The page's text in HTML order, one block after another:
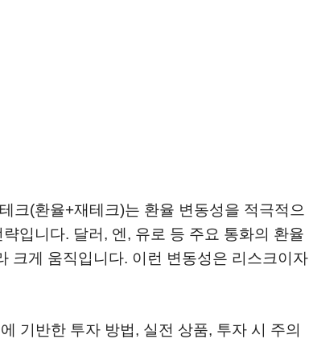
크(환율+재테크)는 환율 변동성을 적극적으
입니다. 달러, 엔, 유로 등 주요 통화의 환율
크게 움직입니다. 이런 변동성은 리스크이자
기반한 투자 방법, 실전 상품, 투자 시 주의